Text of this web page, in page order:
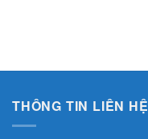
THÔNG TIN LIÊN HỆ